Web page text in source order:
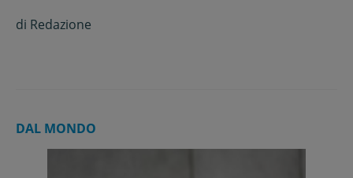
di Redazione
DAL MONDO